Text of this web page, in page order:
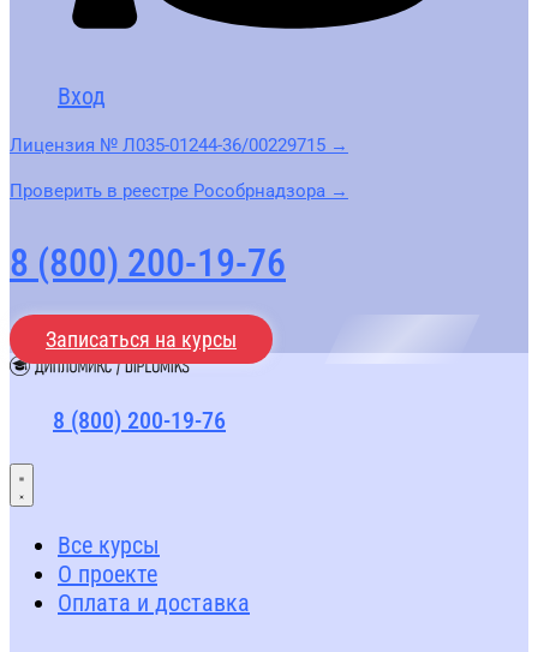
Вход
Лицензия № Л035-01244-36/00229715 →
Проверить в реестре Рособрнадзора →
8 (800) 200-19-76
Записаться на курсы
8 (800) 200-19-76
Все курсы
О проекте
Оплата и доставка